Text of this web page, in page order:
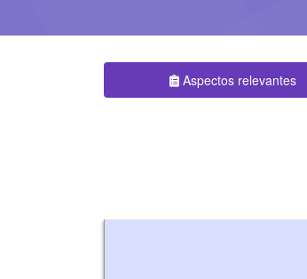
Aspectos relevantes